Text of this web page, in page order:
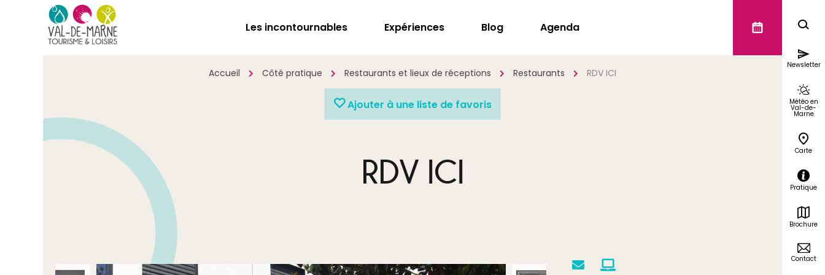
Les incontournables Expériences Blog Agenda
Accueil Côté pratique Restaurants et lieux de réceptions Restaurants RDV ICI
Newsletter
Météo en
Val-de-
Marne
Carte
Pratique
Brochure
Contact
Ajouter à une liste de favoris
RDV ICI